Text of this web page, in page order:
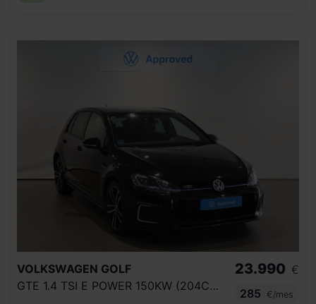
VOLKSWAGEN GOLF
GTE 1.4 TSI E POWER 150KW (204CV) DSG
23.990 €
285
€/mes